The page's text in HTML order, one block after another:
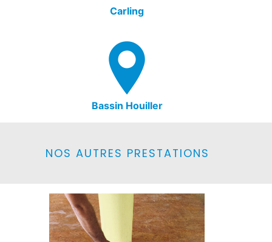
Carling
Bassin Houiller
NOS AUTRES PRESTATIONS